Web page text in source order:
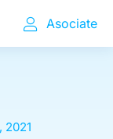
Asociate
2021